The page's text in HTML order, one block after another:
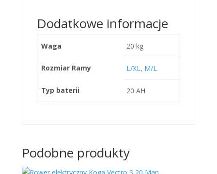
Dodatkowe informacje
Waga 20 kg
Rozmiar Ramy L/XL, M/L
Typ baterii 20 AH
Podobne produkty